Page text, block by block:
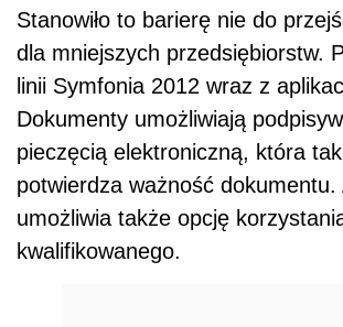
Stanowiło to barierę nie do
dla mniejszych przedsiębiorstw.
linii Symfonia 2012 wraz z
Dokumenty umożliwiają
pieczęcią elektroniczną, która
potwierdza ważność dokumentu.
umożliwia także opcję
kwalifikowanego.